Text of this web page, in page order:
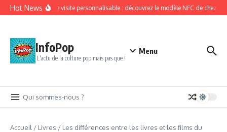
Aller au contenu
Hot NewsCarte de visite personnalisable : découvrez le modèle NFC de chez
InfoPop
L'actu de la culture pop mais pas que !
Menu
Qui sommes-nous ?
Accueil / Livres / Les différences entre les livres et les films du